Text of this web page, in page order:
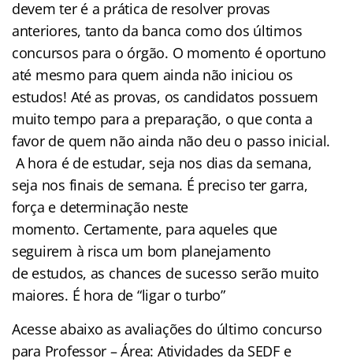
devem ter é a prática de resolver provas
anteriores, tanto da banca como dos últimos
concursos para o órgão. O momento é oportuno
até mesmo para quem ainda não iniciou os
estudos! Até as provas, os candidatos possuem
muito tempo para a preparação, o que conta a
favor de quem não ainda não deu o passo inicial.
A hora é de estudar, seja nos dias da semana,
seja nos finais de semana. É preciso ter garra,
força e determinação neste
momento. Certamente, para aqueles que
seguirem à risca um bom planejamento
de estudos, as chances de sucesso serão muito
maiores. É hora de “ligar o turbo”
Acesse abaixo as avaliações do último concurso
para Professor – Área: Atividades da SEDF e